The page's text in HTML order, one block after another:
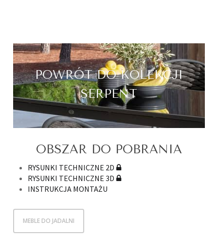
POWRÓT DO KOLEKCJI
SERPENT
OBSZAR DO POBRANIA
RYSUNKI TECHNICZNE 2D
RYSUNKI TECHNICZNE 3D
INSTRUKCJA MONTAŻU
MEBLE DO JADALNI